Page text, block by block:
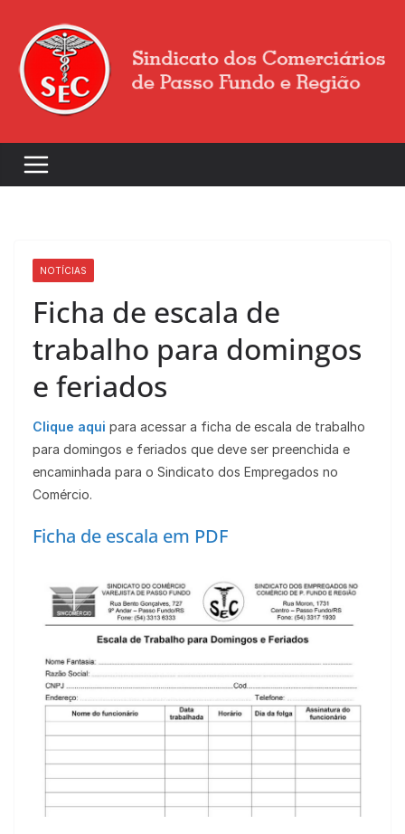
NOTÍCIAS
Ficha de escala de
trabalho para domingos
e feriados
Clique aqui para acessar a ficha de escala de trabalho
para domingos e feriados que deve ser preenchida e
encaminhada para o Sindicato dos Empregados no
Comércio.
Ficha de escala em PDF